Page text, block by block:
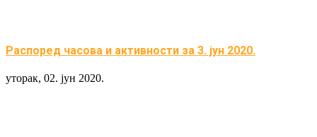
Распоред часова и активности за 3. јун 2020.
уторак, 02. јун 2020.